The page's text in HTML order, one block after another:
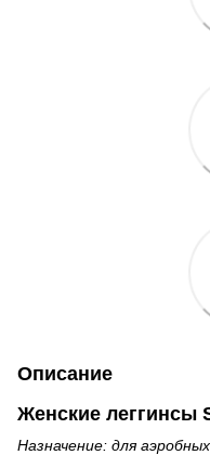
Описание
Женские леггинсы
Назначение: для